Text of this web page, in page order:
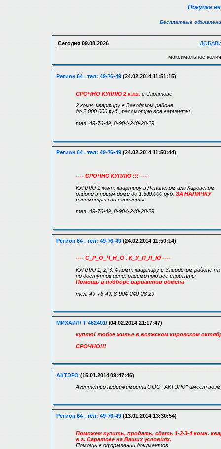
Покупка
Бесплатные
Сегодня 09.08.2026
максимальное
Регион 64 . тел: 49-76-49 (24.02.2014 11:51:15)
СРОЧНО КУПЛЮ 2 к.кв. в Саратове
2 комн. квартиру в Заводском районе
до 2.000.000 руб., рассмотрю все варианты.
тел. 49-76-49, 8-904-240-28-29
Регион 64 . тел: 49-76-49 (24.02.2014 11:50:44)
---- СРОЧНО КУПЛЮ !!! ----
КУПЛЮ 1 комн. квартиру в Ленинском или Кировском
районе в новом доме до 1.500.000 руб. ЗА НАЛИЧКУ
рассмотрю все варианты
тел. 49-76-49, 8-904-240-28-29
Регион 64 . тел: 49-76-49 (24.02.2014 11:50:14)
---- С_Р_О_Ч_Н_О . К_У_П_Л_Ю ----
КУПЛЮ 1, 2, 3, 4 комн. квартиру в Заводском районе
по доступной цене, рассмотрю все варианты
Помощь в подборе вариантов обмена
тел. 49-76-49, 8-904-240-28-29
МИХАИЛ\ Т 462401\ (04.02.2014 21:17:47)
куплю! любое жилье в волжском кировском
СРОЧНО!!!
АКТЭРО (15.01.2014 09:47:46)
Агентство недвижимости ООО "АКТЭРО" имеет
Регион 64 . тел: 49-76-49 (13.01.2014 13:30:54)
Поможем купить, продать, сдать 1-2-3-4 комн.
в г. Саратове на Ваших условиях.
Помощь в оформлении документов.